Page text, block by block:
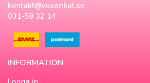
kontakt@vuxenkul.se
031-58 32 14
INFORMATION